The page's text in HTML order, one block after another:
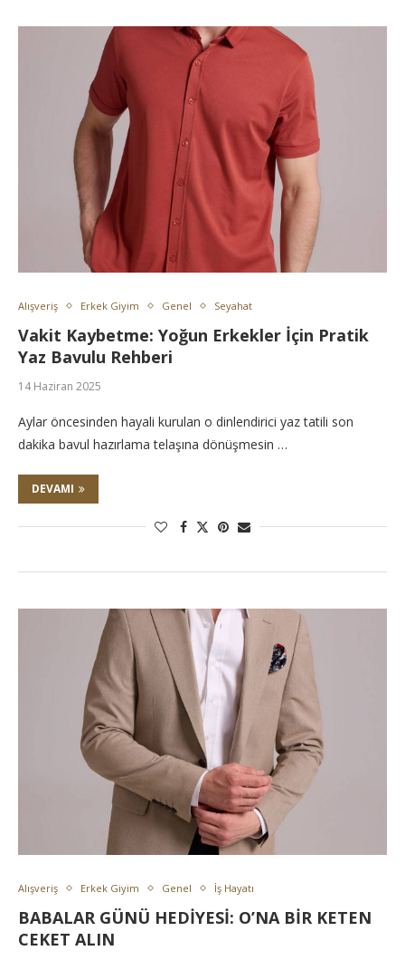
Alışveriş Erkek Giyim Genel Seyahat
Vakit Kaybetme: Yoğun Erkekler İçin Pratik
Yaz Bavulu Rehberi
14 Haziran 2025
Aylar öncesinden hayali kurulan o dinlendirici yaz tatili son
dakika bavul hazırlama telaşına dönüşmesin …
DEVAMI
Alışveriş Erkek Giyim Genel İş Hayatı
BABALAR GÜNÜ HEDİYESİ: O’NA BİR KETEN
CEKET ALIN